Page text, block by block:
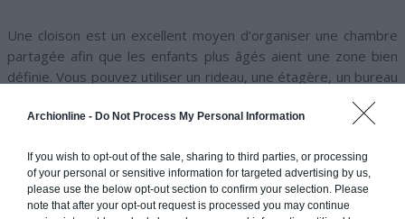
Archionline - Do Not Process My Personal Information
If you wish to opt-out of the sale, sharing to third parties, or processing
of your personal or sensitive information for targeted advertising by us,
please use the below opt-out section to confirm your selection. Please
note that after your opt-out request is processed you may continue
Une cloison est un excellent moyen d’organiser une chambre
partagée afin que les enfants plus âgés aient une zone bien
définie. Vous pouvez utiliser un rideau, une étagère, un bureau
ou même un simple paravent pour créer des limites dans la
chambre commune de vos enfants.
La cloison leur offre un peu d’intimité et il n’est pas impossible
qu’ils vous demandent de profiter d’un espace personnel en